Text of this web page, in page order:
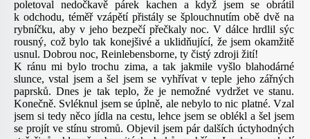
poletoval nedočkavě párek kachen a když jsem se obrátil
k odchodu, téměř vzápětí přistály se šplouchnutím obě dvě na
rybníčku, aby v jeho bezpečí přečkaly noc. V dálce hrdlil sýc
rousný, což bylo tak konejšivé a uklidňující, že jsem okamžitě
usnul. Dobrou noc, Reinlebensborne, ty čistý zdroji žití!
K ránu mi bylo trochu zima, a tak jakmile vyšlo blahodárné
slunce, vstal jsem a šel jsem se vyhřívat v teple jeho zářných
paprsků. Dnes je tak teplo, že je nemožné vydržet ve stanu.
Konečně. Svléknul jsem se úplně, ale nebylo to nic platné. Vzal
jsem si tedy něco jídla na cestu, lehce jsem se oblékl a šel jsem
se projít ve stínu stromů. Objevil jsem pár dalších úctyhodných